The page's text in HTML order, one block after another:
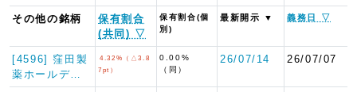
その他の銘柄
保有割合
(共同) ▽
保有割合(個
別)
最新開示 ▼ 義務日 ▽
[4596] 窪田製
薬ホールデ…
4.32%（△3.8
7pt）
0.00%
（同）
26/07/14 26/07/07